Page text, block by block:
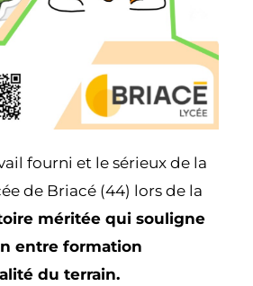
fourni et le sérieux de la
de Briacé (44) lors de la
méritée qui souligne
entre formation
du terrain.